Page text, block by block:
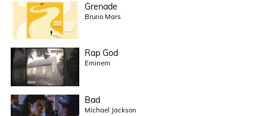
Grenade
Bruno Mars
Rap God
Eminem
Bad
Michael Jackson